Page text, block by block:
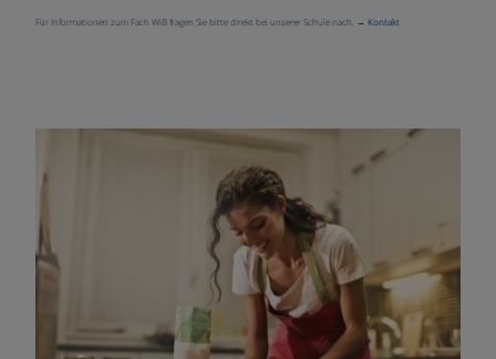
Für Informationen zum Fach WiB fragen Sie bitte direkt bei unserer Schule nach. → Kontakt